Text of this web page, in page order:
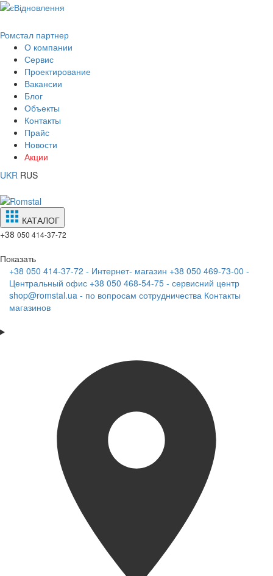
Ромстал партнер
О компании
Сервис
Проектирование
Вакансии
Блог
Объекты
Контакты
Прайс
Новости
Акции
UKR RUS
КАТАЛОГ
+38 050 414-37-72
Показать
+38 050 414-37-72 - Интернет- магазин +38 050 469-73-00 -
Центральный офис +38 050 468-54-75 - сервисний центр
shop@romstal.ua - по вопросам сотрудничества Контакты
магазинов